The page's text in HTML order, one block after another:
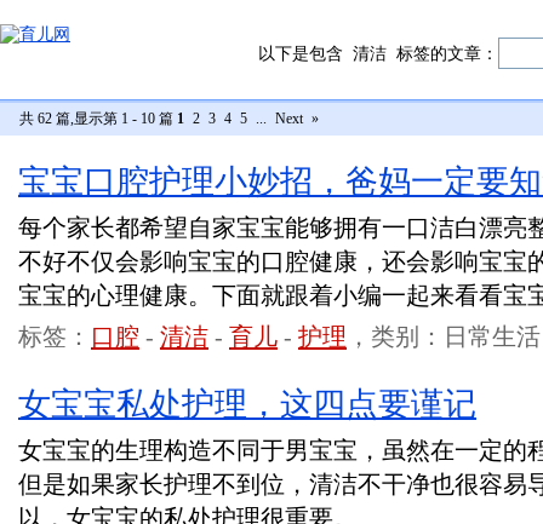
以下是包含 清洁 标签的文章：
共 62 篇,显示第 1 - 10 篇 1 2 3 4 5 ... Next »
宝宝口腔护理小妙招，爸妈一定要
每个家长都希望自家宝宝能够拥有一口洁白漂亮
不好不仅会影响宝宝的口腔健康，还会影响宝宝
宝宝的心理健康。下面就跟着小编一起来看看宝
标签： 口腔 - 清洁 - 育儿 - 护理 ，类别：日常生活
女宝宝私处护理，这四点要谨记
女宝宝的生理构造不同于男宝宝，虽然在一定的
但是如果家长护理不到位，清洁不干净也很容易
以，女宝宝的私处护理很重要。